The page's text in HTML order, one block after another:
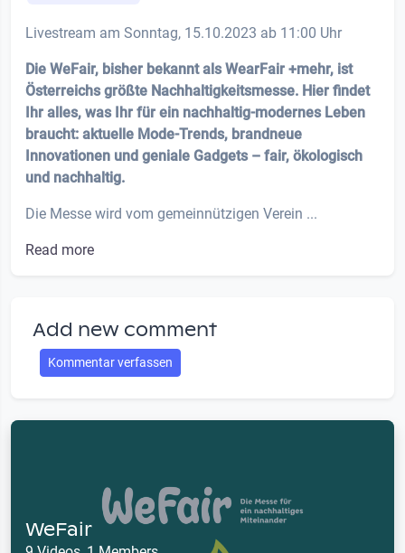
Livestream am Sonntag, 15.10.2023 ab 11:00 Uhr
Die WeFair, bisher bekannt als WearFair +mehr, ist
Österreichs größte Nachhaltigkeitsmesse. Hier findet
Ihr alles, was Ihr für ein nachhaltig-modernes Leben
braucht: aktuelle Mode-Trends, brandneue
Innovationen und geniale Gadgets – fair, ökologisch
und nachhaltig.
Die Messe wird vom gemeinnützigen Verein ...
Read more
Add new comment
Kommentar verfassen
WeFair